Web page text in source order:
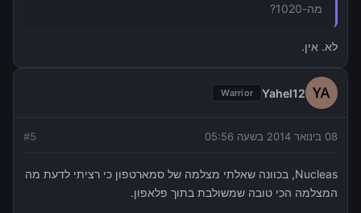
מה-1020?
לא. אין.
Yahel12
Warrior
08 בינואר 2014 בשעה 05:56 #5
Nucleas, בכוונה שאלתי מצלמה של סמארטפון כי רציתי לדעת מה
המצלמה הכי טובה שמשולבת בתוך פלאפון.